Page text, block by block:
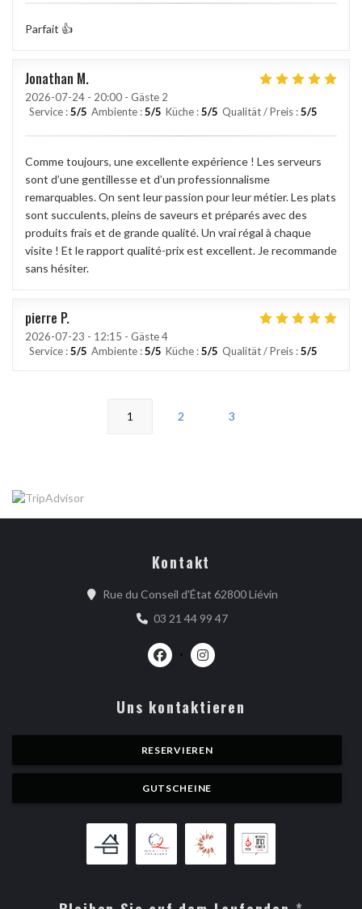
Parfait 👍
Jonathan M
2026-07-24 - 20:00 - Gäste 2
Service :5/5 Ambiente :5/5 Küche :5/5 Qualität / Preis :5/5
Comme toujours, une excellente expérience ! Les serveurs
sont d’une gentillesse et d’un professionnalisme
remarquables. On sent leur passion pour leur métier. Les plats
sont succulents, pleins de saveurs et préparés avec des
produits frais et de grande qualité. Un vrai régal à chaque
visite ! Et le rapport qualité-prix est excellent. Je recommande
sans hésiter.
pierre P
2026-07-23 - 12:15 - Gäste 4
Service :5/5 Ambiente :5/5 Küche :5/5 Qualität / Preis :5/5
1 2 3
Kontakt
Rue du Conseil d'État 62800 Liévin
03 21 44 99 47
Facebook ((öffnet ein neues
Instagram ((öffnet ein neues
Uns kontaktieren
RESERVIEREN
GUTSCHEINE